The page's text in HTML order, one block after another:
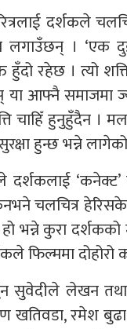
दर्शकले
लगाउँछन् । ‘एक
हुँदो रहेछ । त्यो
या आफ्नै समाजमा
चाहिँ हुनुहुँदैन ।
हुन्छ भन्ने
दर्शकलाई
चलचित्र
कुरा दर्शकको
फिल्ममा
सुवेदीले लेखन
खतिवडा, रमेश